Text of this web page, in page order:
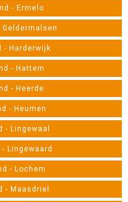
- Ermelo
- Harderwijk
- Hattem
- Heerde
- Heumen
- Lingewaal
Lingewaard
- Lochem
- Maasdriel